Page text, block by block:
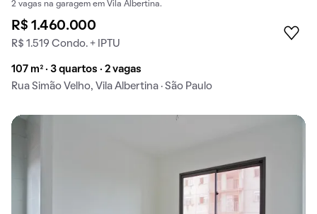
2 vagas na garagem em Vila Albertina.
R$ 1.460.000
R$ 1.519 Condo. + IPTU
107 m² · 3 quartos · 2 vagas
Rua Simão Velho, Vila Albertina · São Paulo